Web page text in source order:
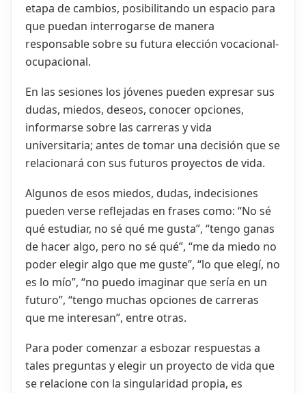
etapa de cambios, posibilitando un espacio para
que puedan interrogarse de manera
responsable sobre su futura elección vocacional-
ocupacional.
En las sesiones los jóvenes pueden expresar sus
dudas, miedos, deseos, conocer opciones,
informarse sobre las carreras y vida
universitaria; antes de tomar una decisión que se
relacionará con sus futuros proyectos de vida.
Algunos de esos miedos, dudas, indecisiones
pueden verse reflejadas en frases como: “No sé
qué estudiar, no sé qué me gusta”, “tengo ganas
de hacer algo, pero no sé qué”, “me da miedo no
poder elegir algo que me guste”, “lo que elegí, no
es lo mío”, “no puedo imaginar que sería en un
futuro”, “tengo muchas opciones de carreras
que me interesan”, entre otras.
Para poder comenzar a esbozar respuestas a
tales preguntas y elegir un proyecto de vida que
se relacione con la singularidad propia, es